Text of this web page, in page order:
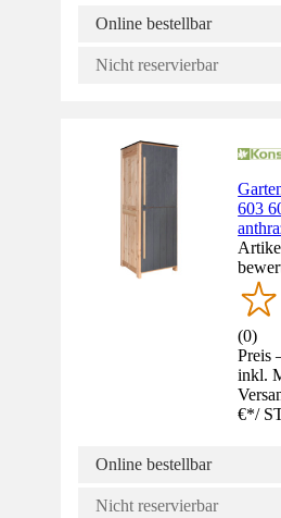
Online bestellbar
Nicht reservierbar
603
(0)
Preis
inkl.
€*/
Online bestellbar
Nicht reservierbar